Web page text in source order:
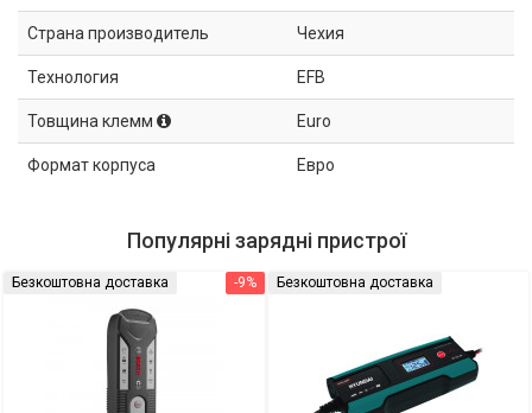
Страна производитель Чехия
Технология EFB
Товщина клемм Euro
Формат корпуса Евро
Популярні зарядні пристрої
-9%
Безкоштовна доставка Безкоштовна доставка